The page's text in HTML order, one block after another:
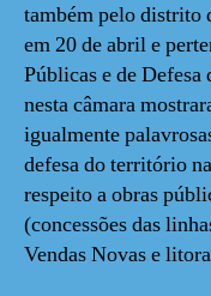
também pelo distrito
em 20 de abril e
Públicas e de
nesta câmara
igualmente
defesa do território
respeito a obras
(concessões das
Vendas Novas e